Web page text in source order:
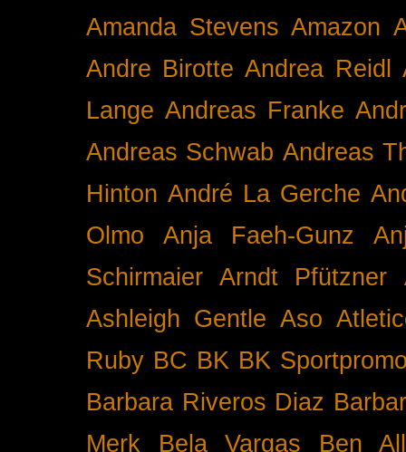
Amanda Stevens Amazon
Andre Birotte Andrea Reidl
Lange Andreas Franke
Andreas Schwab Andreas
Hinton André La Gerche
Olmo
Anja Faeh-Gunz
Schirmaier
Arndt Pfützner
Ashleigh Gentle Aso
Ruby BC BK BK
Barbara Riveros Diaz
Merk
Bela Vargas
Ben